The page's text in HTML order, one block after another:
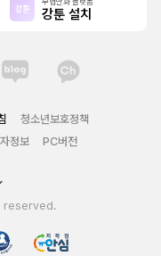
강툰 설치
청소년보호정책
정보 PC버전
reserved.